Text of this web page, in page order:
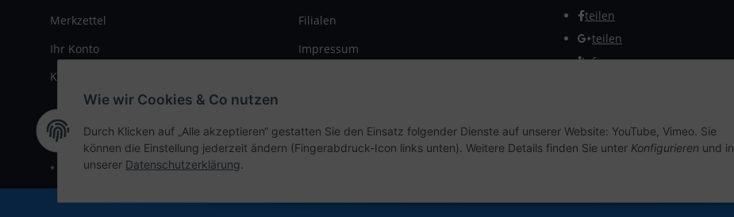
Merkzettel
Ihr Konto
Kasse
Filialen
Impressum
teilen
teilen
Info
Vertrag widerrufen
* Alle Preise inkl. gesetzlicher USt., zzgl.Versand
Wie wir Cookies & Co nutzen
Durch Klicken auf „Alle akzeptieren“ gestatten Sie den Einsatz folgender Dienste auf unserer Website: YouTube, Vimeo. Sie
können die Einstellung jederzeit ändern (Fingerabdruck-Icon links unten). Weitere Details finden Sie unter Konfigurieren und in
unserer Datenschutzerklärung.